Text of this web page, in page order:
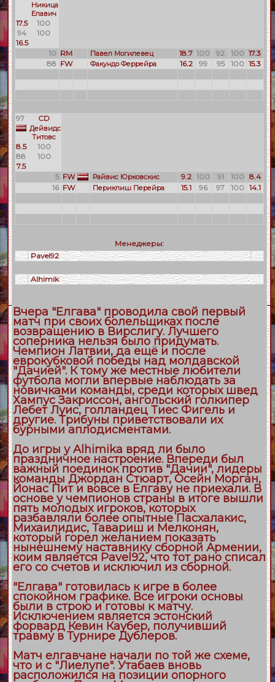
Никица
Елавич
17.5
100
94
100
16.5
10 RM Павел Могилевец 18.7 100 92 100 17.3
88 FW Факундо Феррейра 16.2 99 95 100 15.3
97 CD
Дейвидс
Титовс
8.5
100
88
100
7.5
5 FW Райвис Юрковскис 9.2 100 91 100 8.4
16 FW Периклиш Перейра 15.1 96 97 100 14.1
Менеджеры:
Pavel92
Alhimik
Вчера "Елгава" проводила свой первый
матч при своих болельщиках после
возвращению в Вирслигу. Лучшего
соперника нельзя было придумать.
Чемпион Латвии, да ещё и после
еврокубковой победы над молдавской
"Дачией". К тому же местные любители
футбола могли впервые наблюдать за
новичками команды, среди которых швед
Хампус Закриссон, ангольский голкипер
Лебет Луис, голландец Тиес Фигель и
другие. Трибуны приветствовали их
бурными аплодисментами.
До игры у Alhimikа вряд ли было
праздничное настроение. Впереди был
важный поединок против "Дачии", лидеры
команды Джордан Стюарт, Осейн Морган,
Йонас Пит и вовсе в Елгаву не приехали. В
основе у чемпионов страны в итоге вышли
пять молодых игроков, которых
разбавляли более опытные Пасхалакис,
Михаилидис, Тавариш и Мелконян,
который горел желанием показать
нынешнему наставнику сборной Армении,
коим является Pavel92, что тот рано списал
его со счетов и исключил из сборной.
"Елгава" готовилась к игре в более
спокойном графике. Все игроки основы
были в строю и готовы к матчу.
Исключением является эстонский
форвард Кевин Каубер, получивший
травму в Турнире Дублеров.
Матч елгавчане начали по той же схеме,
что и с "Лиелупе". Утабаев вновь
расположился на позиции опорного